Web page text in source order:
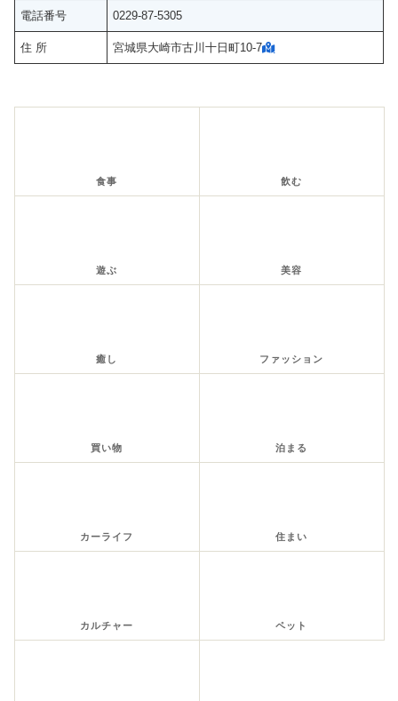
電話番号 0229-87-5305
住 所 宮城県大崎市古川十日町10-7
食事 飲む
遊ぶ 美容
癒し ファッション
買い物 泊まる
カーライフ 住まい
カルチャー ペット